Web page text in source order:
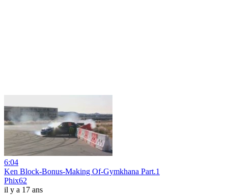
6:04
Ken Block-Bonus-Making Of-Gymkhana Part.1
Phix62
il y a 17 ans